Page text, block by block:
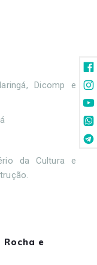
Dicomp e
da Cultura e
e